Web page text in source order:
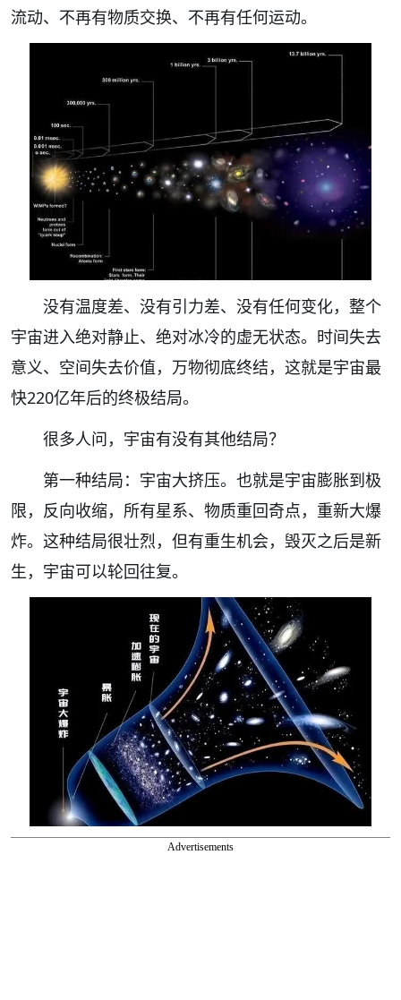
流动、不再有物质交换、不再有任何运动。
没有温度差、没有引力差、没有任何变化，整个
宇宙进入绝对静止、绝对冰冷的虚无状态。时间失去
意义、空间失去价值，万物彻底终结，这就是宇宙最
快220亿年后的终极结局。
很多人问，宇宙有没有其他结局？
第一种结局：宇宙大挤压。也就是宇宙膨胀到极
限，反向收缩，所有星系、物质重回奇点，重新大爆
炸。这种结局很壮烈，但有重生机会，毁灭之后是新
生，宇宙可以轮回往复。
Advertisements